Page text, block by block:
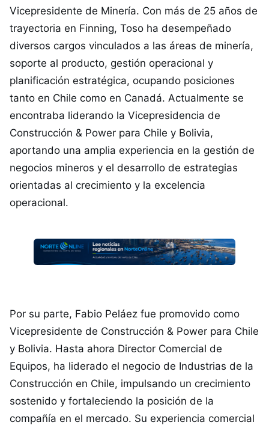
Vicepresidente de Minería. Con más de 25 años de
trayectoria en Finning, Toso ha desempeñado
diversos cargos vinculados a las áreas de minería,
soporte al producto, gestión operacional y
planificación estratégica, ocupando posiciones
tanto en Chile como en Canadá. Actualmente se
encontraba liderando la Vicepresidencia de
Construcción & Power para Chile y Bolivia,
aportando una amplia experiencia en la gestión de
negocios mineros y el desarrollo de estrategias
orientadas al crecimiento y la excelencia
operacional.
Por su parte, Fabio Peláez fue promovido como
Vicepresidente de Construcción & Power para Chile
y Bolivia. Hasta ahora Director Comercial de
Equipos, ha liderado el negocio de Industrias de la
Construcción en Chile, impulsando un crecimiento
sostenido y fortaleciendo la posición de la
compañía en el mercado. Su experiencia comercial